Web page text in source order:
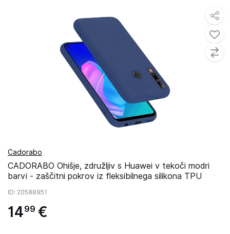
Cadorabo
CADORABO Ohišje, združljiv s Huawei v tekoči modri
barvi - zaščitni pokrov iz fleksibilnega silikona TPU
ID: 20588951
1499 €